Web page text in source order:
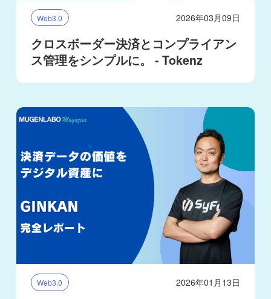
Web3.0 2026年03月09日
クロスボーダー決済とコンプライアン
ス管理をシンプルに。 - Tokenz
Web3.0 2026年01月13日